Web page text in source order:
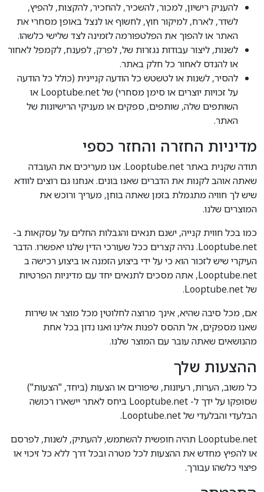
להעניק רישיון, למכור, להשכיר, להחכיר, להקצות, להפיץ,
לשדר, לארח, למיקור חוץ, לחשוף או לנצל באופן מסחרי את
האתר או להפוך את הפלטפורמה לזמינה לצד שלישי כלשהו.
לשנות, ליצור עבודות נגזרות של, לפרק, לפענח, לקמפל לאחור
או להנדס לאחור כל חלק באתר.
להסיר, לשנות או לטשטש כל הודעה קניינית (כולל כל הודעה
על זכויות יוצרים או סימן מסחרי) של Looptube.net או
השותפים שלה, שותפים, ספקים או מעניקי הרישיונות של
האתר.
מדיניות החזרה והחזר כספי
תודה שקנית באתר Looptube.net. אנו מעריכים את העובדה
שאתה אוהב לקנות את הדברים שאנו בונים. אנחנו גם רוצים לוודא
שיש לך חוויה מתגמלת בזמן שאתה בוחן, מעריך ורוכש את
המוצרים שלנו.
כמו בכל חווית קנייה, ישנם תנאים והגבלות החלים על עסקאות ב-
Looptube.net. נהיה קצרים ככל שעורכי הדין שלנו יאפשרו. הדבר
העיקרי שיש לזכור הוא כי על ידי ביצוע הזמנה או ביצוע רכישה ב
Looptube.net, אתה מסכים לתנאים יחד עם מדיניות הפרטיות
של Looptube.net.
אם, מכל סיבה שהיא, אינך מרוצה לחלוטין מכל מוצר או שירות
שאנו מספקים, אל תהסס לפנות אלינו ואנו נדון בכל אחת
מהנושאים שאתה עובר עם המוצר שלנו.
ההצעות שלך
כל משוב, הערות, רעיונות, שיפורים או הצעות (ביחד, "הצעות")
שסופקו על ידך ל- Looptube.net ביחס לאתר יישארו רכושה
הבלעדי והבלעדי של Looptube.net.
Looptube.net תהיה חופשית להשתמש, להעתיק, לשנות, לפרסם
או להפיץ מחדש את ההצעות לכל מטרה ובכל דרך ללא כל זיכוי או
פיצוי כלשהו עבורך.